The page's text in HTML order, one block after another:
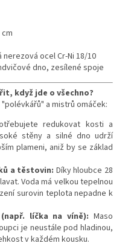
cm
ocel Cr-Ni 18/10
dno, zesílené spoje
když jde o všechno?
a mistrů omáček:
redukovat kosti a
stěny a silné dno udrží
plameni, aniž by se základ
a těstovin: Díky hloubce 28
Voda má velkou tepelnou
surovin teplota nepadne k
líčka na víně): Maso
je neustále pod hladinou,
v každém kousku.